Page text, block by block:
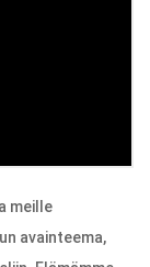
meille
avainteema,